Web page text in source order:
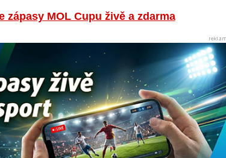
zápasy MOL Cupu živě a zdarma